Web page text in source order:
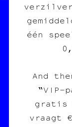
één
And
gratis
vraagt